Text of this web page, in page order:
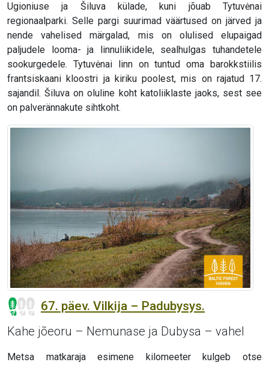
Ugioniuse ja Šiluva külade, kuni jõuab Tytuvėnai
regionaalparki. Selle pargi suurimad väärtused on järved ja
nende vahelised märgalad, mis on olulised elupaigad
paljudele looma- ja linnuliikidele, sealhulgas tuhandetele
sookurgedele. Tytuvėnai linn on tuntud oma barokkstiilis
frantsiskaani kloostri ja kiriku poolest, mis on rajatud 17.
sajandil. Šiluva on oluline koht katoliiklaste jaoks, sest see
on palverännakute sihtkoht.
67. päev. Vilkija – Padubysys.
Kahe jõeoru – Nemunase ja Dubysa – vahel
Metsa matkaraja esimene kilomeeter kulgeb otse